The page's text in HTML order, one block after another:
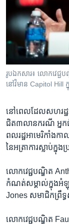
សម្ព័ន្ធ​
រំលង​
និង​
ទៅ​
កាន់​
ទំព័រ​
រក
Khmer English
បណ្តាញ​សង្គម
រូបឯកសារ៖ លោកវេជ្ជប
នៅវិមាន Capitol Hill​
នៅពេលដែលសហរដ្ឋ
ជិត៣លានករណី អ្នក
ពលរដ្ឋអាមេរិកាំងក
នៃអត្រាការស្លាប់ក្នុ
លោកវេជ្ជបណ្ឌិត
កំណត់សម្គាល់ក្នុងអំ
Jones សមាជិកព្រឹទ្
លោកវេជ្ជបណ្ឌិត